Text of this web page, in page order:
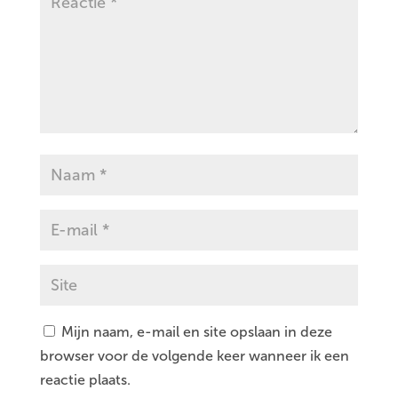
Mijn naam, e-mail en site opslaan in deze
browser voor de volgende keer wanneer ik een
reactie plaats.